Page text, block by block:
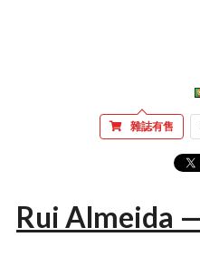
雜誌有售
Rui Almeida